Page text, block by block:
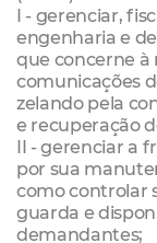
I - gerenciar,
engenharia e
que concerne à
comunicações
zelando pela
e recuperação
II - gerenciar a
por sua
como controlar
guarda e
demandantes;